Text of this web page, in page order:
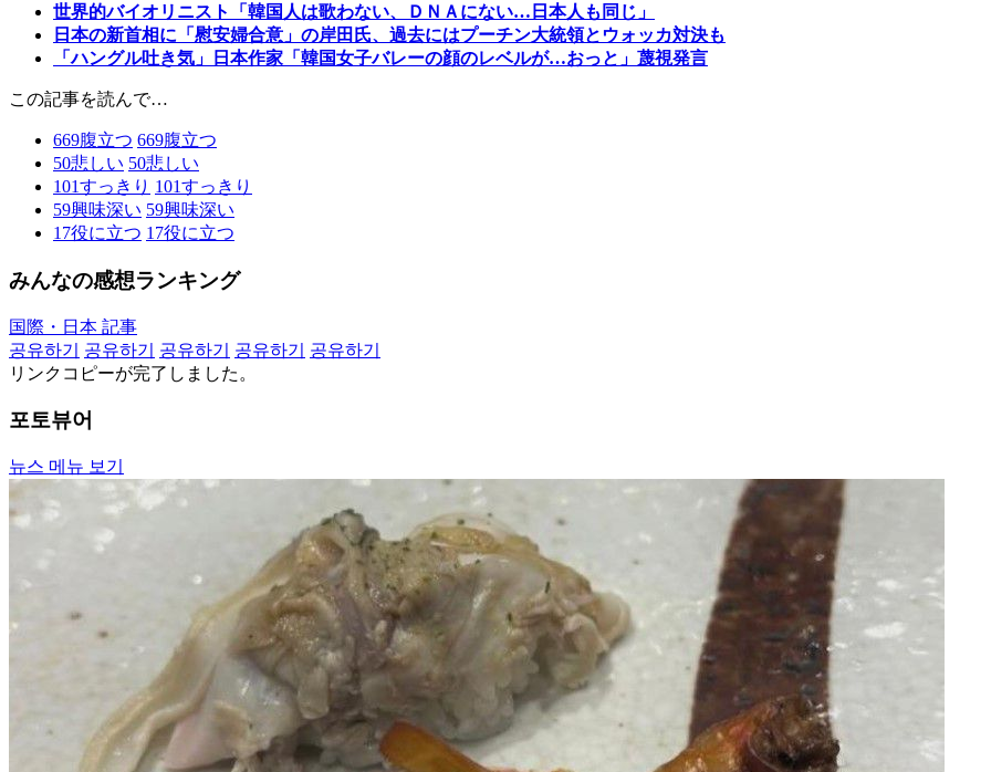
世界的バイオリニスト「韓国人は歌わない、ＤＮＡにない…日本人も同じ」
日本の新首相に「慰安婦合意」の岸田氏、過去にはプーチン大統領とウォッカ対決も
「ハングル吐き気」日本作家「韓国女子バレーの顔のレベルが…おっと」蔑視発言
この記事を読んで…
669腹立つ 669腹立つ
50悲しい 50悲しい
101すっきり 101すっきり
59興味深い 59興味深い
17役に立つ 17役に立つ
みんなの感想ランキング
国際・日本 記事
공유하기
공유하기 공유하기 공유하기
공유하기
リンクコピーが完了しました。
포토뷰어
뉴스 메뉴 보기